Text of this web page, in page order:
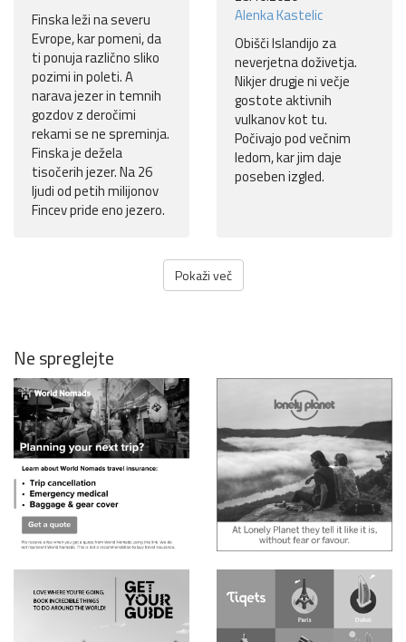
Finska leži na severu
Evrope, kar pomeni, da
ti ponuja različno sliko
pozimi in poleti. A
narava jezer in temnih
gozdov z deročimi
rekami se ne spreminja.
Finska je dežela
tisočerih jezer. Na 26
ljudi od petih milijonov
Fincev pride eno jezero.
Alenka Kastelic
Obišči Islandijo za
neverjetna doživetja.
Nikjer drugje ni večje
gostote aktivnih
vulkanov kot tu.
Počivajo pod večnim
ledom, kar jim daje
poseben izgled.
Pokaži več
Ne spreglejte